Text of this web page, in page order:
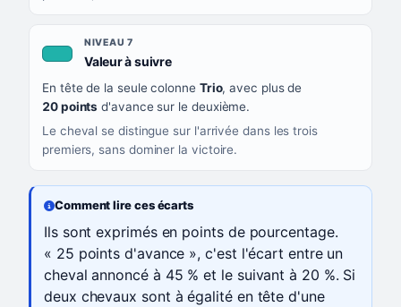
NIVEAU 7
Valeur à suivre, couleur turquoise
En tête de la seule colonne Trio, avec plus de
20 points d'avance sur le deuxième.
Le cheval se distingue sur l'arrivée dans les trois
premiers, sans dominer la victoire.
Comment lire ces écarts
Ils sont exprimés en points de pourcentage.
« 25 points d'avance », c'est l'écart entre un
cheval annoncé à 45 % et le suivant à 20 %. Si
deux chevaux sont à égalité en tête d'une